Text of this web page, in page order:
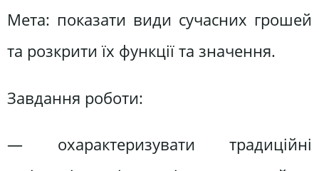
Мета: показати види сучасних грошей
та розкрити їх функції та значення.
Завдання роботи:
— охарактеризувати традиційні